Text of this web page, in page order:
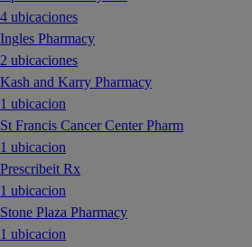
4 ubicaciones
Ingles Pharmacy
2 ubicaciones
Kash and Karry Pharmacy
1 ubicacion
St Francis Cancer Center Pharm
1 ubicacion
Prescribeit Rx
1 ubicacion
Stone Plaza Pharmacy
1 ubicacion